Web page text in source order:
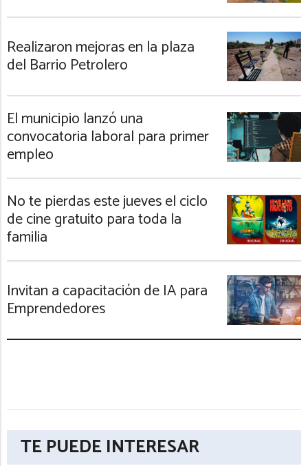
Realizaron mejoras en la plaza
del Barrio Petrolero
El municipio lanzó una
convocatoria laboral para primer
empleo
No te pierdas este jueves el ciclo
de cine gratuito para toda la
familia
Invitan a capacitación de IA para
Emprendedores
TE PUEDE INTERESAR